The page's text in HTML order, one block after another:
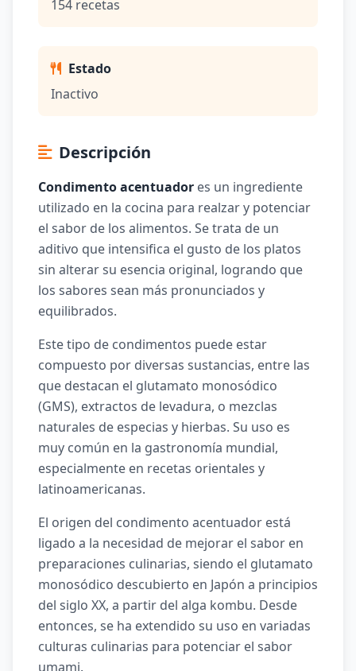
154 recetas
Estado
Inactivo
Descripción
Condimento acentuador es un ingrediente
utilizado en la cocina para realzar y potenciar
el sabor de los alimentos. Se trata de un
aditivo que intensifica el gusto de los platos
sin alterar su esencia original, logrando que
los sabores sean más pronunciados y
equilibrados.
Este tipo de condimentos puede estar
compuesto por diversas sustancias, entre las
que destacan el glutamato monosódico
(GMS), extractos de levadura, o mezclas
naturales de especias y hierbas. Su uso es
muy común en la gastronomía mundial,
especialmente en recetas orientales y
latinoamericanas.
El origen del condimento acentuador está
ligado a la necesidad de mejorar el sabor en
preparaciones culinarias, siendo el glutamato
monosódico descubierto en Japón a principios
del siglo XX, a partir del alga kombu. Desde
entonces, se ha extendido su uso en variadas
culturas culinarias para potenciar el sabor
umami.